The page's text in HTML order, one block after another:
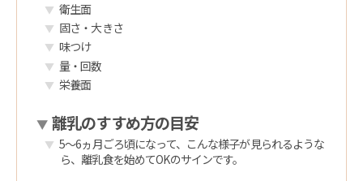
衛生面
固さ・大きさ
味つけ
量・回数
栄養面
離乳のすすめ方の目安
5〜6ヵ月ごろ頃になって、こんな様子が見られるような
ら、離乳食を始めてOKのサインです。